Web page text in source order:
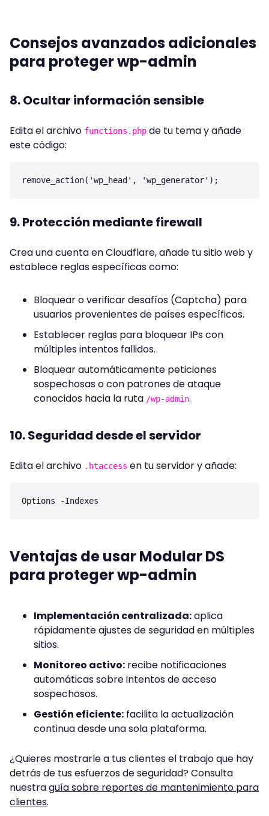
Consejos avanzados adicionales
para proteger wp-admin
8. Ocultar información sensible
Edita el archivo functions.php de tu tema y añade
este código:
9. Protección mediante firewall
Crea una cuenta en Cloudflare, añade tu sitio web y
establece reglas específicas como:
Bloquear o verificar desafíos (Captcha) para
usuarios provenientes de países específicos.
Establecer reglas para bloquear IPs con
múltiples intentos fallidos.
Bloquear automáticamente peticiones
sospechosas o con patrones de ataque
conocidos hacia la ruta /wp-admin.
10. Seguridad desde el servidor
Edita el archivo .htaccess en tu servidor y añade:
Ventajas de usar Modular DS
para proteger wp-admin
Implementación centralizada:aplica
rápidamente ajustes de seguridad en múltiples
sitios.
Monitoreo activo: recibe notificaciones
automáticas sobre intentos de acceso
sospechosos.
Gestión eficiente: facilita la actualización
continua desde una sola plataforma.
¿Quieres mostrarle a tus clientes el trabajo que hay
detrás de tus esfuerzos de seguridad? Consulta
nuestraguía sobre reportes de mantenimiento para
clientes.